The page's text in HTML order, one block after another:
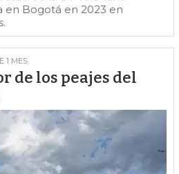
en Bogotá en 2023 en
1 MES
de los peajes del